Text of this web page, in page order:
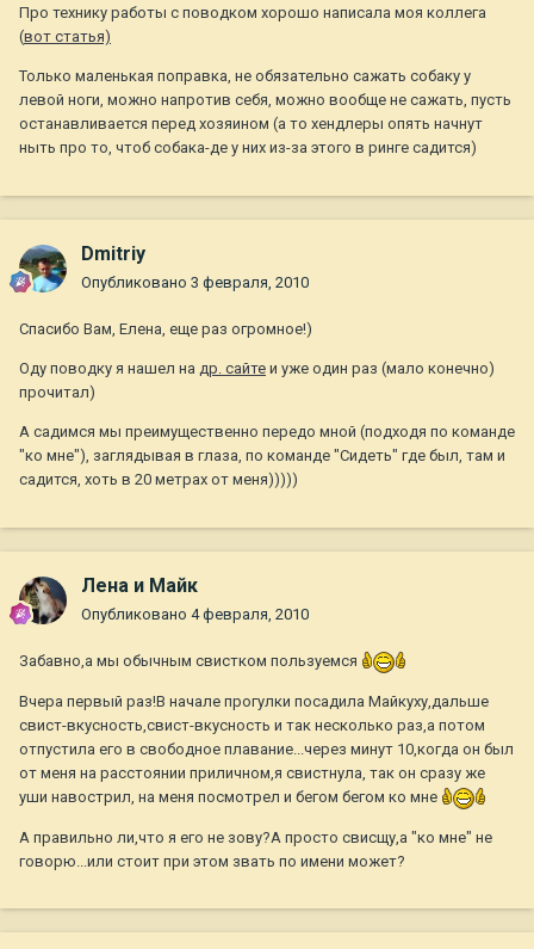
Про технику работы с поводком хорошо написала моя коллега
(вот статья)
Только маленькая поправка, не обязательно сажать собаку у
левой ноги, можно напротив себя, можно вообще не сажать, пусть
останавливается перед хозяином (а то хендлеры опять начнут
ныть про то, чтоб собака-де у них из-за этого в ринге садится)
Dmitriy
Опубликовано 3 февраля, 2010
Спасибо Вам, Елена, еще раз огромное!)
Оду поводку я нашел на др. сайте и уже один раз (мало конечно)
прочитал)
А садимся мы преимущественно передо мной (подходя по команде
"ко мне"), заглядывая в глаза, по команде "Сидеть" где был, там и
садится, хоть в 20 метрах от меня)))))
Лена и Майк
Опубликовано 4 февраля, 2010
Забавно,а мы обычным свистком пользуемся
Вчера первый раз!В начале прогулки посадила Майкуху,дальше
свист-вкусность,свист-вкусность и так несколько раз,а потом
отпустила его в свободное плавание...через минут 10,когда он был
от меня на расстоянии приличном,я свистнула, так он сразу же
уши навострил, на меня посмотрел и бегом бегом ко мне
А правильно ли,что я его не зову?А просто свисщу,а "ко мне" не
говорю...или стоит при этом звать по имени может?